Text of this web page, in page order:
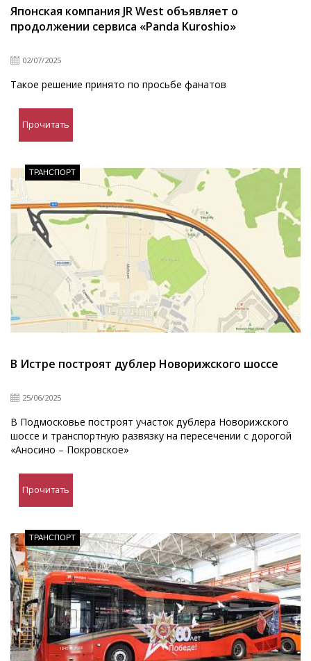
Японская компания JR West объявляет о
продолжении сервиса «Panda Kuroshio»
02/07/2025
Такое решение принято по просьбе фанатов
Прочитать
ТРАНСПОРТ
В Истре построят дублер Новорижского шоссе
25/06/2025
В Подмосковье построят участок дублера Новорижского
шоссе и транспортную развязку на пересечении с дорогой
«Аносино – Покровское»
Прочитать
ТРАНСПОРТ